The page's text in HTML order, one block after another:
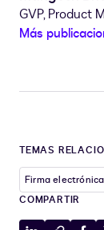
GVP, Product
Más
TEMAS
Firma electrónica
COMPARTIR